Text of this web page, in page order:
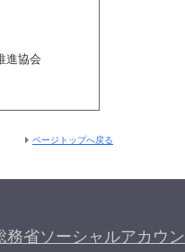
進協会
ページトップへ戻る
務省ソーシャルアカウン